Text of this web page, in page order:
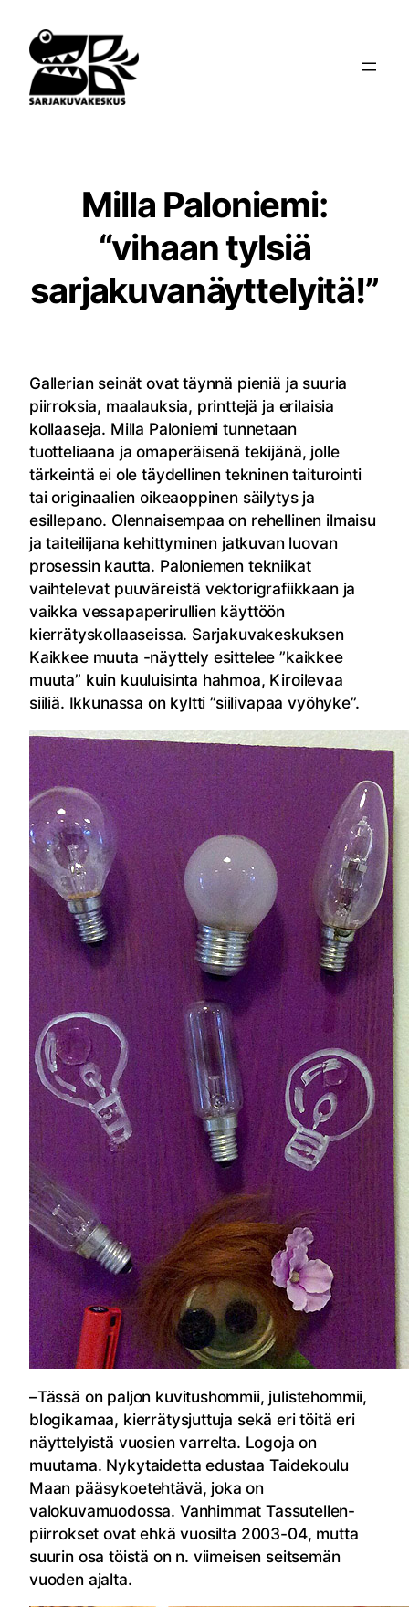
sisältöön
Milla Paloniemi:
“vihaan tylsiä
sarjakuvanäyttelyitä!”
Gallerian seinät ovat täynnä pieniä ja suuria
piirroksia, maalauksia, printtejä ja erilaisia
kollaaseja. Milla Paloniemi tunnetaan
tuotteliaana ja omaperäisenä tekijänä, jolle
tärkeintä ei ole täydellinen tekninen taiturointi
tai originaalien oikeaoppinen säilytys ja
esillepano. Olennaisempaa on rehellinen ilmaisu
ja taiteilijana kehittyminen jatkuvan luovan
prosessin kautta. Paloniemen tekniikat
vaihtelevat puuväreistä vektorigrafiikkaan ja
vaikka vessapaperirullien käyttöön
kierrätyskollaaseissa. Sarjakuvakeskuksen
Kaikkee muuta -näyttely esittelee ”kaikkee
muuta” kuin kuuluisinta hahmoa, Kiroilevaa
siiliä. Ikkunassa on kyltti ”siilivapaa vyöhyke”.
–Tässä on paljon kuvitushommii, julistehommii,
blogikamaa, kierrätysjuttuja sekä eri töitä eri
näyttelyistä vuosien varrelta. Logoja on
muutama. Nykytaidetta edustaa Taidekoulu
Maan pääsykoetehtävä, joka on
valokuvamuodossa. Vanhimmat Tassutellen-
piirrokset ovat ehkä vuosilta 2003-04, mutta
suurin osa töistä on n. viimeisen seitsemän
vuoden ajalta.